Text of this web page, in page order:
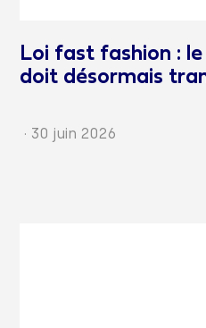
Loi fast fashion :
doit désormais
· 30 juin 2026